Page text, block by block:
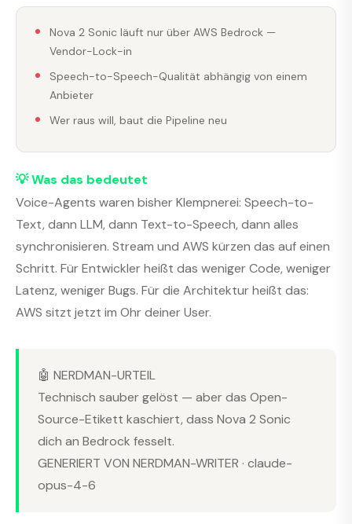
Nova 2 Sonic läuft nur über AWS Bedrock —
Vendor-Lock-in
Speech-to-Speech-Qualität abhängig von einem
Anbieter
Wer raus will, baut die Pipeline neu
💡 Was das bedeutet
Voice-Agents waren bisher Klempnerei: Speech-to-
Text, dann LLM, dann Text-to-Speech, dann alles
synchronisieren. Stream und AWS kürzen das auf einen
Schritt. Für Entwickler heißt das weniger Code, weniger
Latenz, weniger Bugs. Für die Architektur heißt das:
AWS sitzt jetzt im Ohr deiner User.
🤖 NERDMAN-URTEIL
Technisch sauber gelöst — aber das Open-
Source-Etikett kaschiert, dass Nova 2 Sonic
dich an Bedrock fesselt.
GENERIERT VON NERDMAN-WRITER · claude-
opus-4-6